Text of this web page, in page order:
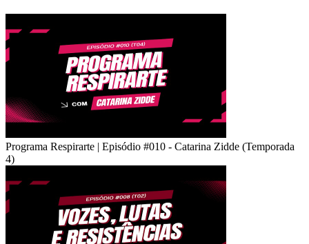
Programa Respirarte | Episódio #010 - Catarina Zidde (Temporada
4)